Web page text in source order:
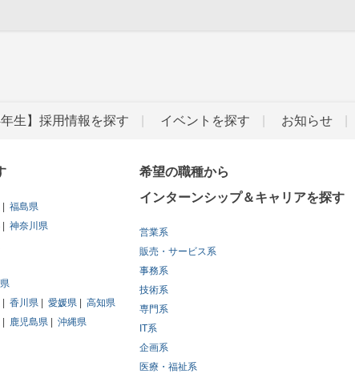
年生】採用情報を探す イベントを探す お知らせ
福島県
神奈川県
香川県 愛媛県
高知県
鹿児島県
沖縄県
希望の職種から
インターンシップ＆キャリアを探す
営業系
販売・サービス系
事務系
技術系
専門系
IT系
企画系
医療・福祉系